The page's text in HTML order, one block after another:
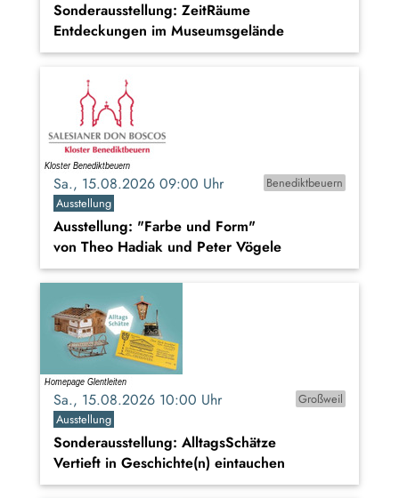
Sonderausstellung: ZeitRäume
Entdeckungen im Museumsgelände
Sa., 15.08.2026 09:00 Uhr
Benediktbeuern
Ausstellung
Ausstellung: "Farbe und Form"
von Theo Hadiak und Peter Vögele
Sa., 15.08.2026 10:00 Uhr
Großweil
Ausstellung
Sonderausstellung: AlltagsSchätze
Vertieft in Geschichte(n) eintauchen